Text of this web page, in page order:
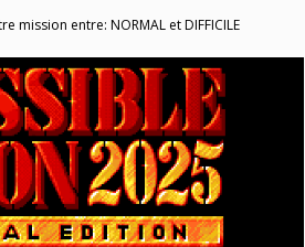
entre: NORMAL et DIFFICILE